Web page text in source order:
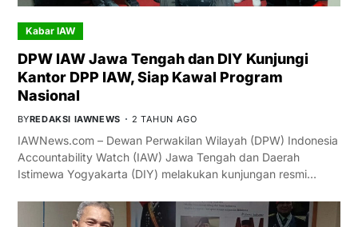
Kabar IAW
DPW IAW Jawa Tengah dan DIY Kunjungi
Kantor DPP IAW, Siap Kawal Program
Nasional
BYREDAKSI IAWNEWS 2 TAHUN AGO
IAWNews.com – Dewan Perwakilan Wilayah (DPW) Indonesia
Accountability Watch (IAW) Jawa Tengah dan Daerah
Istimewa Yogyakarta (DIY) melakukan kunjungan resmi…